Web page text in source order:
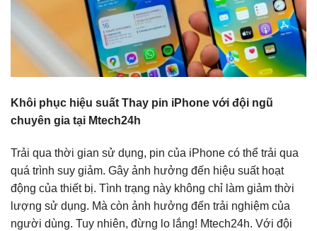
Khôi phục hiệu suất Thay pin iPhone với đội ngũ
chuyên gia tại Mtech24h
Trải qua thời gian sử dụng, pin của iPhone có thể trải qua
quá trình suy giảm. Gây ảnh hưởng đến hiệu suất hoạt
động của thiết bị. Tình trạng này không chỉ làm giảm thời
lượng sử dụng. Mà còn ảnh hưởng đến trải nghiệm của
người dùng. Tuy nhiên, đừng lo lắng! Mtech24h. Với đội